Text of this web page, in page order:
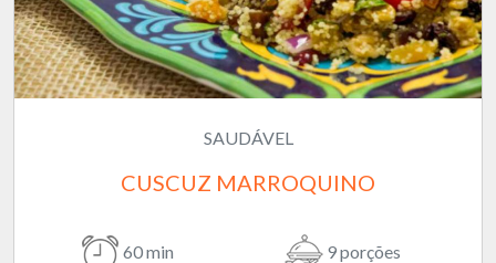
SAUDÁVEL
CUSCUZ MARROQUINO
60 min 9 porções